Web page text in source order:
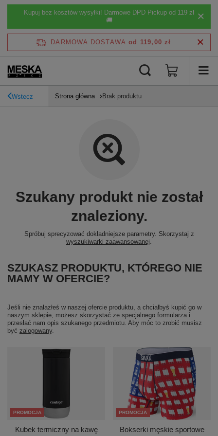
Kupuj bez kosztów wysyłki! Darmowe DPD Pickup od 119 zł
🚚
DARMOWA DOSTAWA od 119,00 zł
Wstecz Strona główna Brak produktu
Szukany produkt nie został
znaleziony.
Spróbuj sprecyzować dokładniejsze parametry. Skorzystaj z
wyszukiwarki zaawansowanej.
SZUKASZ PRODUKTU, KTÓREGO NIE
MAMY W OFERCIE?
Jeśli nie znalazłeś w naszej ofercie produktu, a chciałbyś kupić go w
naszym sklepie, możesz skorzystać ze specjalnego formularza i
przesłać nam opis szukanego przedmiotu. Aby móc to zrobić musisz
być zalogowany.
PROMOCJA
Kubek termiczny na kawę
PROMOCJA
Bokserki męskie sportowe